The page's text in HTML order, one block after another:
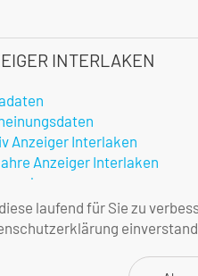
INTERLAKEN
Anzeiger Interlaken
Anzeiger Interlaken
amtlicher Anzeiger
laufend für Sie zu